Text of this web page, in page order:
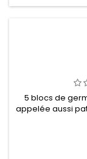
5 blocs de
appelée aussi
peut la manger
accompagnent.
aussi un bon
vous